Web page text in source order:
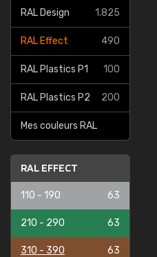
RAL Design 1.825
RAL Effect 490
RAL Plastics P1 100
RAL Plastics P2 200
Mes couleurs RAL
RAL EFFECT
110 - 190 63
210 - 290 63
310 - 390 63